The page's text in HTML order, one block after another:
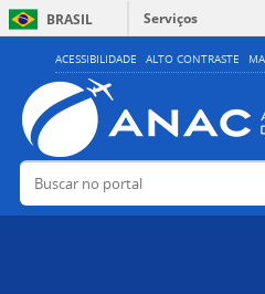
ACESSIBILIDADE ALTO CONTRASTE
BRASIL
Serviços
Buscar no portal